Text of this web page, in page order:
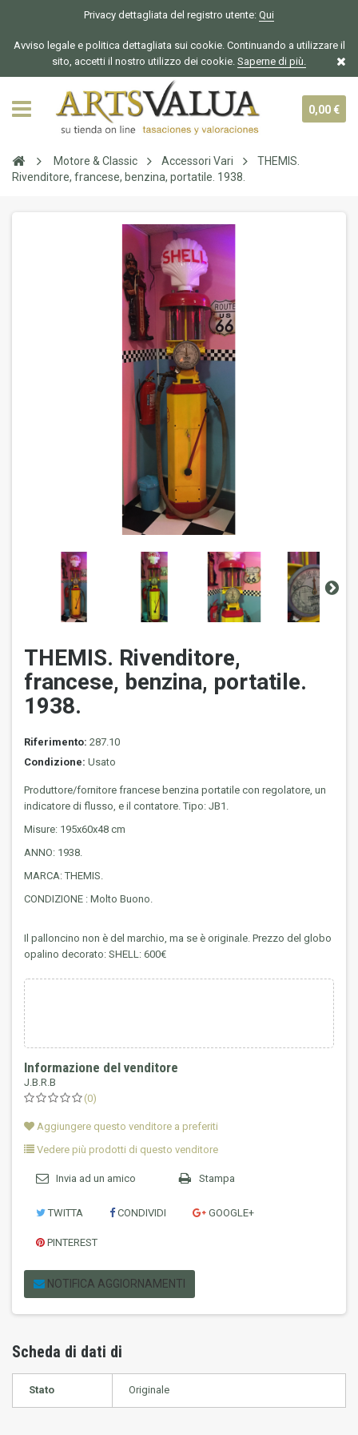
Privacy dettagliata del registro utente: Qui
Avviso legale e politica dettagliata sui cookie. Continuando a utilizzare il
sito, accetti il nostro utilizzo dei cookie. Saperne di più.
0,00 €
Motore & Classic Accessori Vari
THEMIS.
Rivenditore, francese, benzina, portatile. 1938.
THEMIS. Rivenditore,
francese, benzina, portatile.
1938.
Riferimento: 287.10
Condizione: Usato
Produttore/fornitore francese benzina portatile con regolatore, un
indicatore di flusso, e il contatore. Tipo: JB1.
Misure: 195x60x48 cm
ANNO: 1938.
MARCA: THEMIS.
CONDIZIONE : Molto Buono.
Il palloncino non è del marchio, ma se è originale. Prezzo del globo
opalino decorato: SHELL: 600€
Informazione del venditore
J.B.R.B
(0)
Aggiungere questo venditore a preferiti
Vedere più prodotti di questo venditore
Invia ad un amico Stampa
TWITTA CONDIVIDI GOOGLE+
PINTEREST
NOTIFICA AGGIORNAMENTI
Scheda di dati di
Stato Originale